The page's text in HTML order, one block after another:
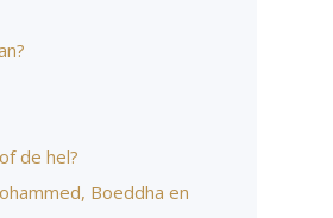
de hel?
Boeddha en